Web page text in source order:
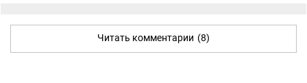
Читать комментарии (8)